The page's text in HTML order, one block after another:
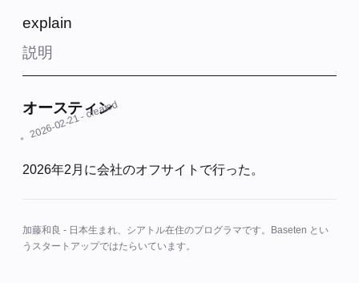
explain
説明
オースティン
2026-02-21
- created
2026年2月に会社のオフサイトで行った。
加藤和良 - 日本生まれ、シアトル在住のプログラマです。Baseten とい
うスタートアップではたらいています。